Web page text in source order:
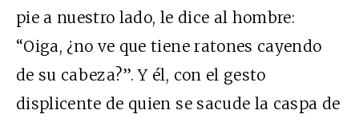
pie a nuestro lado, le dice al hombre:
“Oiga, ¿no ve que tiene ratones cayendo
de su cabeza?”. Y él, con el gesto
displicente de quien se sacude la caspa de